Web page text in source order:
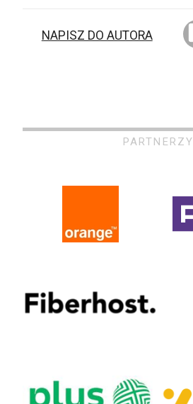
NAPISZ DO AUTORA
PARTNERZY